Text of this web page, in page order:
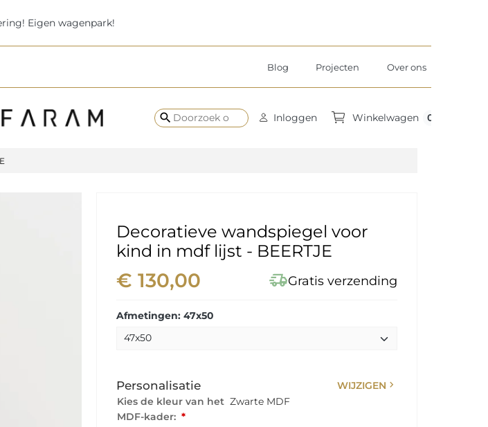
Eigen wagenpark!
Blog Projecten Over ons
search Inloggen Winkelwagen 0
Decoratieve wandspiegel voor
kind in mdf lijst - BEERTJE
€ 130,00 delivery_truck_speedGratis verzending
Afmetingen: 47x50
Personalisatie WIJZIGEN chevron_right
Kies de kleur van het
MDF-kader: *
Zwarte MDF